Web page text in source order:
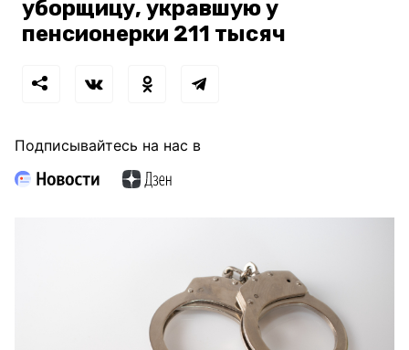
уборщицу, укравшую у
пенсионерки 211 тысяч
Подписывайтесь на нас в